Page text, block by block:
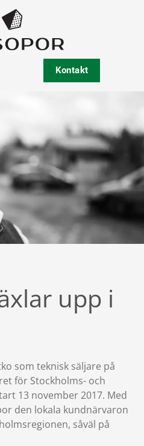
Kontakt
upp i
som teknisk säljare på
för Stockholms- och
13 november 2017. Med
den lokala kundnärvaron
såväl på